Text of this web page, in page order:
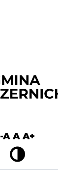
-AAA+